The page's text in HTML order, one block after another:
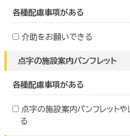
各種配慮事項がある
介助をお願いできる
点字の施設案内パンフレット
各種配慮事項がある
点字の施設案内パンフレットや
る